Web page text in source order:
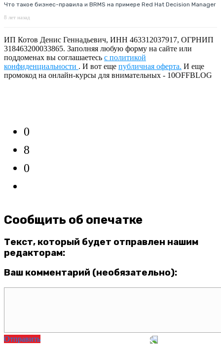
Что такое бизнес-правила и BRMS на примере Red Hat Decision Manager
8 лет назад
ИП Котов Денис Геннадьевич, ИНН 463312037917, ОГРНИП
318463200033865. Заполняя любую форму на сайте или
поддоменах вы соглашаетесь с политикой
конфиденциальности . И вот еще публичная оферта. И еще
промокод на онлайн-курсы для внимательных - 10OFFBLOG
0
8
0
Сообщить об опечатке
Текст, который будет отправлен нашим
редакторам:
Ваш комментарий (необязательно):
Отправить